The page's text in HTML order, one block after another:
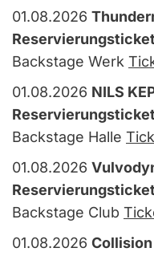
01.08.2026
Backstage Werk
01.08.2026 NILS
Reservierungsticket
Backstage Halle
01.08.2026
Backstage Club
01.08.2026